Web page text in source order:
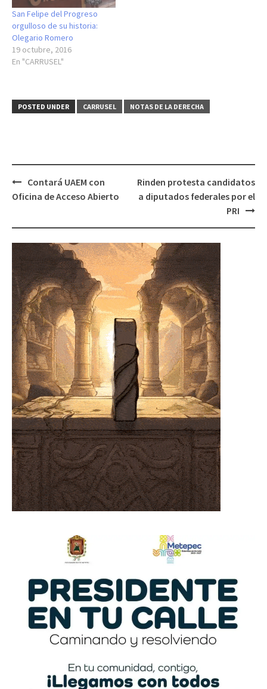
San Felipe del Progreso
orgulloso de su historia:
Olegario Romero
19 octubre, 2016
En "CARRUSEL"
POSTED UNDER CARRUSEL NOTAS DE LA DERECHA
Post
navigation
Contará UAEM con
Oficina de Acceso Abierto
Rinden protesta candidatos
a diputados federales por el
PRI